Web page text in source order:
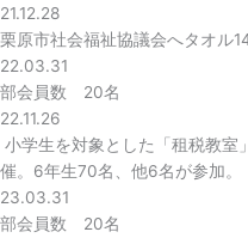
21.12.28
栗原市社会福祉協議会へタオル
22.03.31
部会員数 20名
22.11.26
小学生を対象とした「租税教室
催。6年生70名、他6名が参加。
23.03.31
部会員数 20名